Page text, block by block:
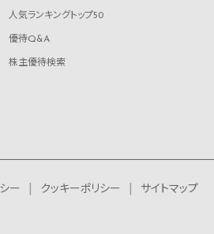
人気ランキングトップ50
優待Q&A
株主優待検索
ー クッキーポリシー
サイトマップ